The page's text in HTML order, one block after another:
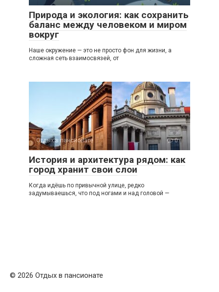
Природа и экология: как сохранить
баланс между человеком и миром
вокруг
Наше окружение — это не просто фон для жизни, а
сложная сеть взаимосвязей, от
Отдых в пансионате 0
История и архитектура рядом: как
город хранит свои слои
Когда идёшь по привычной улице, редко
задумываешься, что под ногами и над головой —
© 2026 Отдых в пансионате